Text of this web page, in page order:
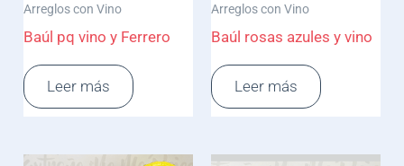
Arreglos con Vino
Baúl pq vino y Ferrero
Leer más
Arreglos con Vino
Baúl rosas azules y vino
Leer más